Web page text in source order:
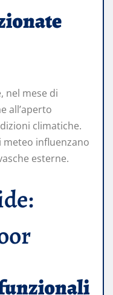
nel mese di
all’aperto
climatiche.
meteo influenzano
esterne.